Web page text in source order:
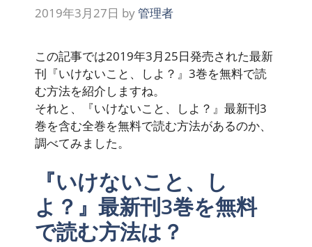
2019年3月27日 by管理者
この記事では2019年3月25日発売された最新
刊『いけないこと、しよ？』3巻を無料で読
む方法を紹介しますね。
それと、『いけないこと、しよ？』最新刊3
巻を含む全巻を無料で読む方法があるのか、
調べてみました。
『いけないこと、し
よ？』最新刊3巻を無料
で読む方法は？